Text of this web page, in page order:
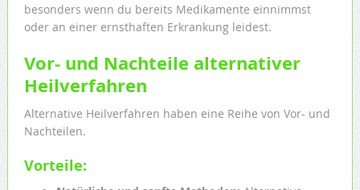
besonders wenn du bereits Medikamente einnimmst
oder an einer ernsthaften Erkrankung leidest.
Vor- und Nachteile alternativer
Heilverfahren
Alternative Heilverfahren haben eine Reihe von Vor- und
Nachteilen.
Vorteile: